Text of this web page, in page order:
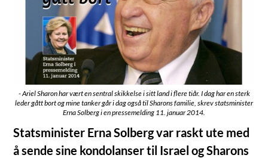
- Ariel Sharon har vært en sentral skikkelse i sitt land i flere tiår. I dag har en sterk
leder gått bort og mine tanker går i dag også til Sharons familie, skrev statsminister
Erna Solberg i en pressemelding 11. januar 2014.
Statsminister Erna Solberg var raskt ute med
å sende sine kondolanser til Israel og Sharons